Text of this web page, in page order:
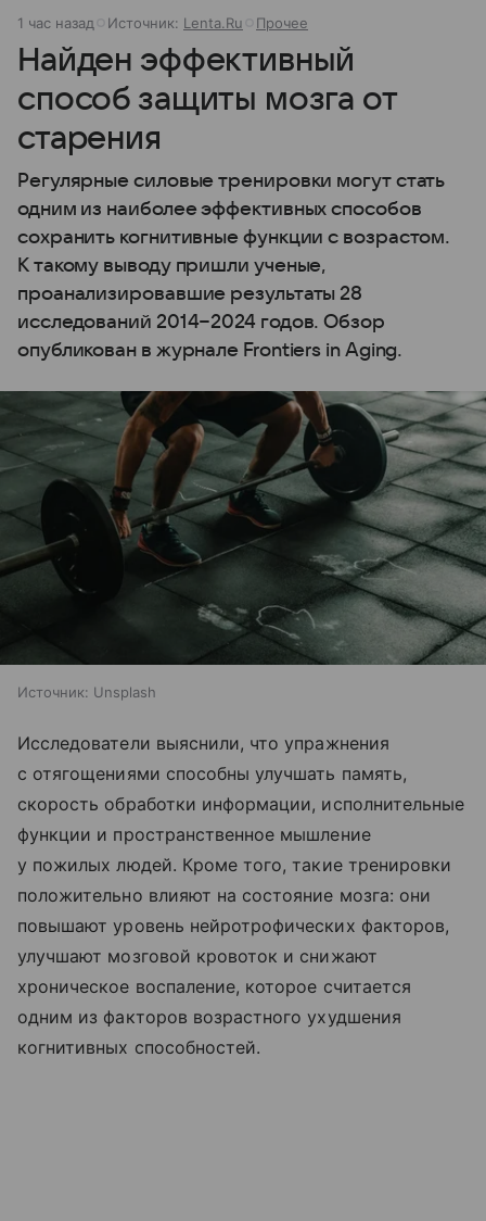
1 час назад Источник: Lenta.Ru Прочее
Найден эффективный
способ защиты мозга от
старения
Регулярные силовые тренировки могут стать
одним из наиболее эффективных способов
сохранить когнитивные функции с возрастом.
К такому выводу пришли ученые,
проанализировавшие результаты 28
исследований 2014−2024 годов. Обзор
опубликован в журнале Frontiers in Aging.
Источник: Unsplash
Исследователи выяснили, что упражнения
с отягощениями способны улучшать память,
скорость обработки информации, исполнительные
функции и пространственное мышление
у пожилых людей. Кроме того, такие тренировки
положительно влияют на состояние мозга: они
повышают уровень нейротрофических факторов,
улучшают мозговой кровоток и снижают
хроническое воспаление, которое считается
одним из факторов возрастного ухудшения
когнитивных способностей.